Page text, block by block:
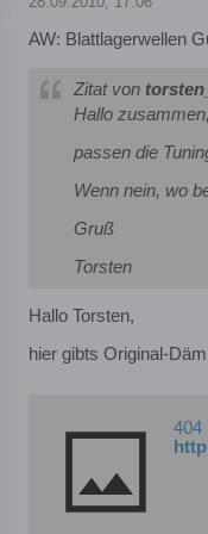
AW: Blattlagerwellen
Zitat von
Hallo
passen die
Wenn nein, wo
Gruß
Torsten
Hallo Torsten,
hier gibts Original-
404